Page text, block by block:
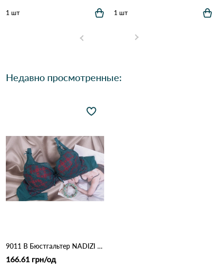
1 шт 1 шт
Недавно просмотренные:
9011 B Бюстгальтер NADIZI 10.3 Зеленый
166.61 грн/од